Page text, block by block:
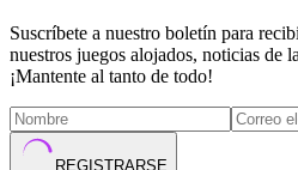
Suscríbete a nuestro boletín para
nuestros juegos alojados, noticias de
¡Mantente al tanto de todo!
REGISTRARSE